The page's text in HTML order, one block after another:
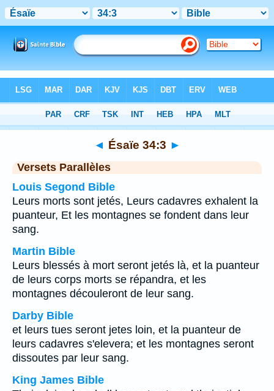
Chapitre 34> Verset 3
◄ Ésaïe 34:3 ►
Versets Parallèles
Louis Segond Bible
Leurs morts sont jetés, Leurs cadavres exhalent la
puanteur, Et les montagnes se fondent dans leur
sang.
Martin Bible
Leurs blessés à mort seront jetés là, et la puanteur
de leurs corps morts se répandra, et les
montagnes découleront de leur sang.
Darby Bible
et leurs tues seront jetes loin, et la puanteur de
leurs cadavres s'elevera; et les montagnes seront
dissoutes par leur sang.
King James Bible